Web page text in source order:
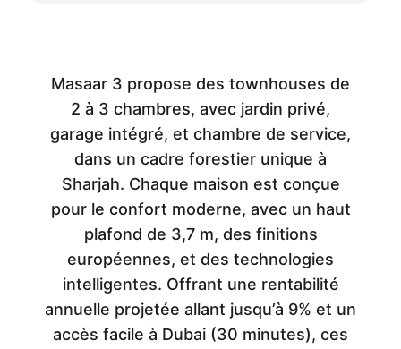
Masaar 3 propose des townhouses de
2 à 3 chambres, avec jardin privé,
garage intégré, et chambre de service,
dans un cadre forestier unique à
Sharjah. Chaque maison est conçue
pour le confort moderne, avec un haut
plafond de 3,7 m, des finitions
européennes, et des technologies
intelligentes. Offrant une rentabilité
annuelle projetée allant jusqu’à 9% et un
accès facile à Dubai (30 minutes), ces